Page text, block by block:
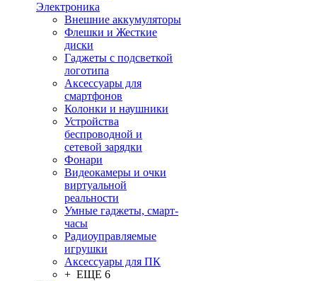
Электроника
Внешние аккумуляторы
Флешки и Жесткие
диски
Гаджеты с подсветкой
логотипа
Аксессуары для
смартфонов
Колонки и наушники
Устройства
беспроводной и
сетевой зарядки
Фонари
Видеокамеры и очки
виртуальной
реальности
Умные гаджеты, смарт-
часы
Радиоуправляемые
игрушки
Аксессуары для ПК
+ ЕЩЕ 6